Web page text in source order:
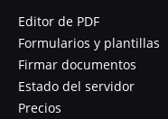
Editor de PDF
Formularios y plantillas
Firmar documentos
Estado del servidor
Precios